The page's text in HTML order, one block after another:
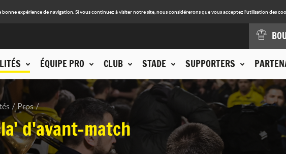
expérience de navigation. Si vous continuez à visiter notre site, nous considérerons que vous acceptez l'utilisation des
ÉQUIPE PRO CLUB STADE SUPPORTERS
Pros
d'avant-match